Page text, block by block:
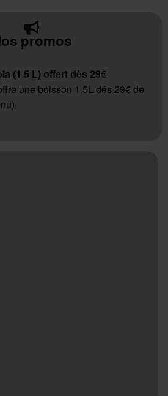
promos
(1.5 L) offert dès 29€
une boisson 1,5L dés 29€ de